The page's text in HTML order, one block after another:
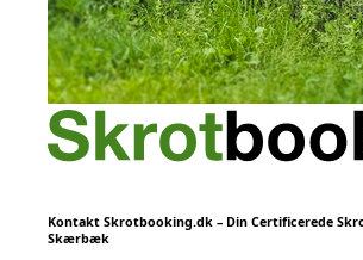
Kontakt Skrotbooking.dk – Din Certificerede
Skærbæk